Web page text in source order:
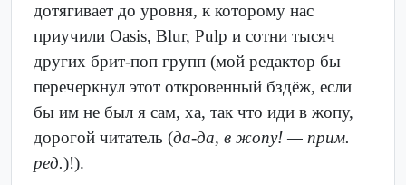
дотягивает до уровня, к которому нас
приучили Oasis, Blur, Pulp и сотни тысяч
других брит-поп групп (мой редактор бы
перечеркнул этот откровенный бздёж, если
бы им не был я сам, ха, так что иди в жопу,
дорогой читатель (да-да, в жопу! — прим.
ред.)!).